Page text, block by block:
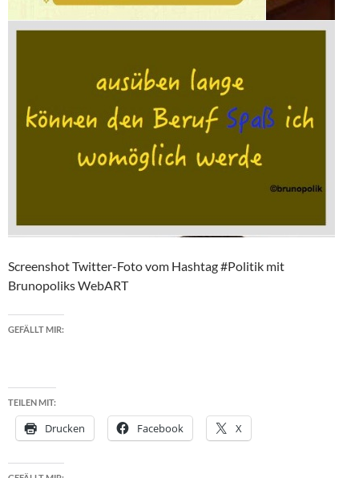
Screenshot Twitter-Foto vom Hashtag #Politik mit
Brunopoliks WebART
GEFÄLLT MIR:
TEILEN MIT:
Drucken Facebook X